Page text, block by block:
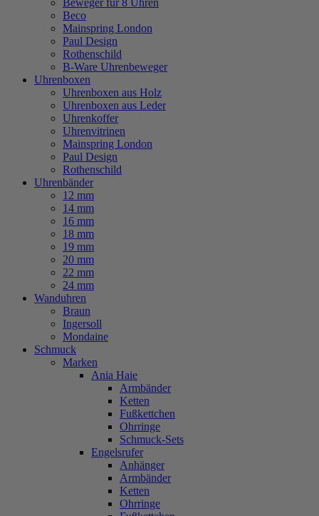
Beweger für 8 Uhren
Beco
Mainspring London
Paul Design
Rothenschild
B-Ware Uhrenbeweger
Uhrenboxen
Uhrenboxen aus Holz
Uhrenboxen aus Leder
Uhrenkoffer
Uhrenvitrinen
Mainspring London
Paul Design
Rothenschild
Uhrenbänder
12 mm
14 mm
16 mm
18 mm
19 mm
20 mm
22 mm
24 mm
Wanduhren
Braun
Ingersoll
Mondaine
Schmuck
Marken
Ania Haie
Armbänder
Ketten
Fußkettchen
Ohrringe
Schmuck-Sets
Engelsrufer
Anhänger
Armbänder
Ketten
Ohrringe